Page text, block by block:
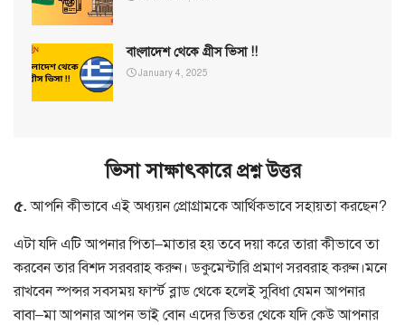
বাংলাদেশ থেকে গ্রীস ভিসা !!
January 4, 2025
ভিসা সাক্ষাৎকারে প্রশ্ন উত্তর
৫.আপনি কীভাবে এই অধ্যয়ন প্রোগ্রামকে আর্থিকভাবে সহায়তা করছেন?
এটা যদি এটি আপনার পিতা–মাতার হয় তবে দয়া করে তারা কীভাবে তা
করবেন তার বিশদ সরবরাহ করুন। ডকুমেন্টারি প্রমাণ সরবরাহ করুন।মনে
রাখবেন স্পন্সর সবসময় ফার্স্ট ব্লাড থেকে হলেই সুবিধা যেমন আপনার
বাবা–মা আপনার আপন ভাই বোন এদের ভিতর থেকে যদি কেউ আপনার